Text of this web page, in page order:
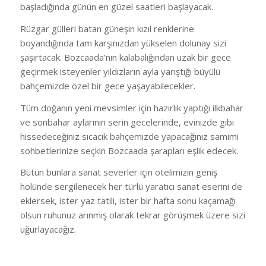
başladığında günün en güzel saatleri başlayacak.
Rüzgar gülleri batan güneşin kızıl renklerine
boyandığında tam karşınızdan yükselen dolunay sizi
şaşırtacak. Bozcaada’nın kalabalığından uzak bir gece
geçirmek isteyenler yıldızların ayla yarıştığı büyülü
bahçemizde özel bir gece yaşayabilecekler.
Tüm doğanın yeni mevsimler için hazırlık yaptığı ilkbahar
ve sonbahar aylarının serin gecelerinde, evinizde gibi
hissedeceğiniz sıcacık bahçemizde yapacağınız samimi
sohbetlerinize seçkin Bozcaada şarapları eşlik edecek.
Bütün bunlara sanat severler için otelimizin geniş
holünde sergilenecek her türlü yaratıcı sanat eserini de
eklersek, ister yaz tatili, ister bir hafta sonu kaçamağı
olsun ruhunuz arınmış olarak tekrar görüşmek üzere sizi
uğurlayacağız.